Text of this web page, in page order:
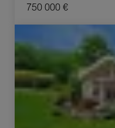
750 000 €
Venda Casa Échenevex